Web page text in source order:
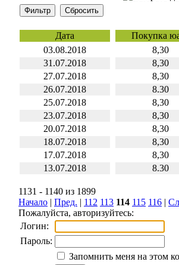
Дата Покупка
03.08.2018
8,30
31.07.2018
8,30
27.07.2018
8,30
26.07.2018
8.30
25.07.2018
8,30
23.07.2018
8,30
20.07.2018
8,30
18.07.2018
8,30
17.07.2018
8,30
13.07.2018
8.30
1131 - 1140 из 1899
Начало | Пред. | 112 113 114 115 116 |
Пожалуйста, авторизуйтесь:
Логин:
Пароль:
Запомнить меня на этом